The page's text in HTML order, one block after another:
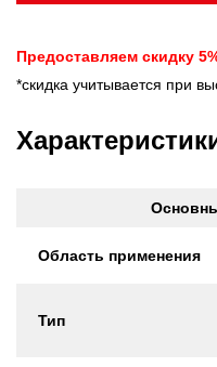
Предоставляем скидку
*скидка учитывается при
Область применения
Тип